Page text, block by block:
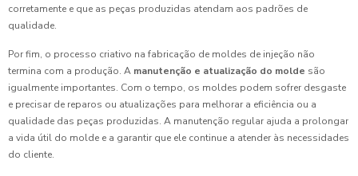
corretamente e que as peças produzidas atendam aos padrões de
qualidade.
Por fim, o processo criativo na fabricação de moldes de injeção não
termina com a produção. A manutenção e atualização do molde são
igualmente importantes. Com o tempo, os moldes podem sofrer desgaste
e precisar de reparos ou atualizações para melhorar a eficiência ou a
qualidade das peças produzidas. A manutenção regular ajuda a prolongar
a vida útil do molde e a garantir que ele continue a atender às necessidades
do cliente.